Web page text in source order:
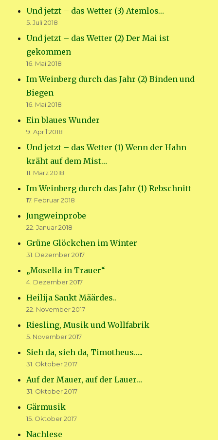
Und jetzt – das Wetter (3) Atemlos…
5. Juli 2018
Und jetzt – das Wetter (2) Der Mai ist
gekommen
16. Mai 2018
Im Weinberg durch das Jahr (2) Binden und
Biegen
16. Mai 2018
Ein blaues Wunder
9. April 2018
Und jetzt – das Wetter (1) Wenn der Hahn
kräht auf dem Mist…
11. März 2018
Im Weinberg durch das Jahr (1) Rebschnitt
17. Februar 2018
Jungweinprobe
22. Januar 2018
Grüne Glöckchen im Winter
31. Dezember 2017
„Mosella in Trauer“
4. Dezember 2017
Heilija Sankt Määrdes..
22. November 2017
Riesling, Musik und Wollfabrik
5. November 2017
Sieh da, sieh da, Timotheus…..
31. Oktober 2017
Auf der Mauer, auf der Lauer…
31. Oktober 2017
Gärmusik
15. Oktober 2017
Nachlese